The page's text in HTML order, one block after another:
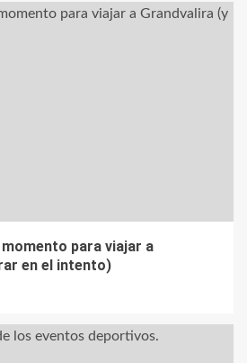
para viajar a
en el intento)